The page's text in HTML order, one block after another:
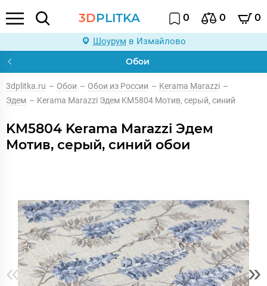
3DPLITKA 0 0 0
Шоурум в Измайлово
Обои
3dplitka.ru – Обои – Обои из России – Kerama Marazzi –
Эдем – Kerama Marazzi Эдем KM5804 Мотив, серый, синий
KM5804 Kerama Marazzi Эдем
Мотив, серый, синий обои
« »